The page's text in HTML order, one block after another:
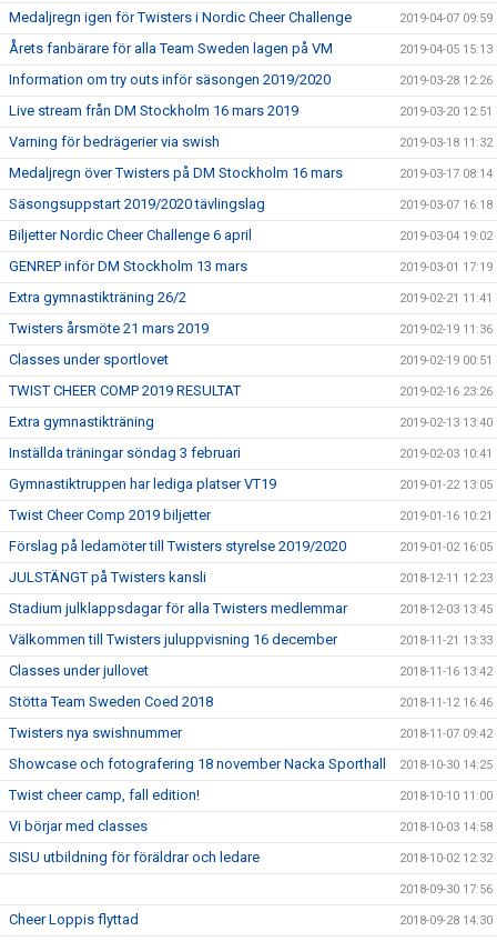
Medaljregn igen för Twisters i Nordic Cheer Challenge 2019-04-07 09:59
Årets fanbärare för alla Team Sweden lagen på VM 2019-04-05 15:13
Information om try outs inför säsongen 2019/2020 2019-03-28 12:26
Live stream från DM Stockholm 16 mars 2019 2019-03-20 12:51
Varning för bedrägerier via swish 2019-03-18 11:32
Medaljregn över Twisters på DM Stockholm 16 mars 2019-03-17 08:14
Säsongsuppstart 2019/2020 tävlingslag 2019-03-07 16:18
Biljetter Nordic Cheer Challenge 6 april 2019-03-04 19:02
GENREP inför DM Stockholm 13 mars 2019-03-01 17:19
Extra gymnastikträning 26/2 2019-02-21 11:41
Twisters årsmöte 21 mars 2019 2019-02-19 11:36
Classes under sportlovet 2019-02-19 00:51
TWIST CHEER COMP 2019 RESULTAT 2019-02-16 23:26
Extra gymnastikträning 2019-02-13 13:40
Inställda träningar söndag 3 februari 2019-02-03 10:41
Gymnastiktruppen har lediga platser VT19 2019-01-22 13:05
Twist Cheer Comp 2019 biljetter 2019-01-16 10:21
Förslag på ledamöter till Twisters styrelse 2019/2020 2019-01-02 16:05
JULSTÄNGT på Twisters kansli 2018-12-11 12:23
Stadium julklappsdagar för alla Twisters medlemmar 2018-12-03 13:45
Välkommen till Twisters juluppvisning 16 december 2018-11-21 13:33
Classes under jullovet 2018-11-16 13:42
Stötta Team Sweden Coed 2018 2018-11-12 16:46
Twisters nya swishnummer 2018-11-07 09:42
Showcase och fotografering 18 november Nacka Sporthall 2018-10-30 14:25
Twist cheer camp, fall edition! 2018-10-10 11:00
Vi börjar med classes 2018-10-03 14:58
SISU utbildning för föräldrar och ledare 2018-10-02 12:32
2018-09-30 17:56
Cheer Loppis flyttad 2018-09-28 14:30